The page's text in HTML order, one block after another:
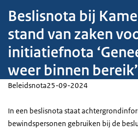
Beslisnota bij
stand van zaken
initiatiefnota
weer binnen bereik’
Beleidsnota25-09-2024
In een beslisnota staat
bewindspersonen gebruiken bij de